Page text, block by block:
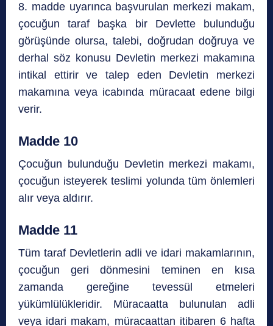
8. madde uyarınca başvurulan merkezi makam,
çocuğun taraf başka bir Devlette bulunduğu
görüşünde olursa, talebi, doğrudan doğruya ve
derhal söz konusu Devletin merkezi makamına
intikal ettirir ve talep eden Devletin merkezi
makamına veya icabında müracaat edene bilgi
verir.
Madde 10
Çocuğun bulunduğu Devletin merkezi makamı,
çocuğun isteyerek teslimi yolunda tüm önlemleri
alır veya aldırır.
Madde 11
Tüm taraf Devletlerin adli ve idari makamlarının,
çocuğun geri dönmesini teminen en kısa
zamanda gereğine tevessül etmeleri
yükümlülükleridir. Müracaatta bulunulan adli
veya idari makam, müracaattan itibaren 6 hafta